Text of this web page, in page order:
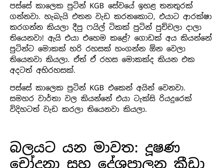
පස්සේ කාලෙක පුටින් KGB සේවයේ ඉහළ තනතුරක්
ගන්නවා. හැබැයි එතන වැඩ කරනකොට, එයාට ආරක්ෂා
කරගන්න කියලා දීපු ෆයිල් ටිකක් පුටින් පුච්චලා දාලා
තියෙනවා! ඇයි එයා එහෙම කළේ? ගොඩක් අය කියන්නේ
පුටින්ට මොකක් හරි රහසක් හංගන්න ඕන වෙලා
තියෙනවා කියලා. ඒත් ඒ රහස මොකක්ද කියන එක
අදටත් අභිරහසක්.
පස්සේ කාලෙක පුටින් KGB එකෙන් අයින් වෙනවා.
සමහර වාර්තා වල කියන්නේ එයා ටැක්සි රියදුරෙක්
විදිහටත් වැඩ කරලා තියෙනවා කියලා.
බලයට යන මාවත: දූෂණ
චෝදනා සහ දේශපාලන ක්‍රීඩා